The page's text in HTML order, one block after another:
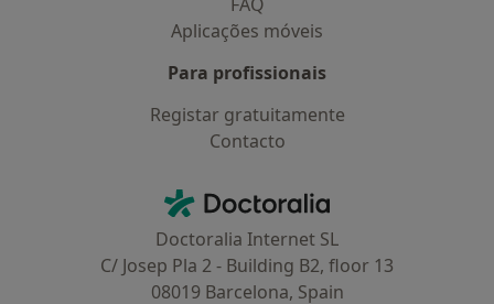
Aplicações móveis
Para profissionais
Registar gratuitamente
Contacto
Doctoralia - Homepage
Doctoralia Internet SL
C/ Josep Pla 2 - Building B2, floor 13
08019 Barcelona, Spain